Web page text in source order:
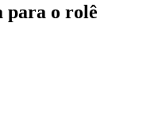
para o rolê